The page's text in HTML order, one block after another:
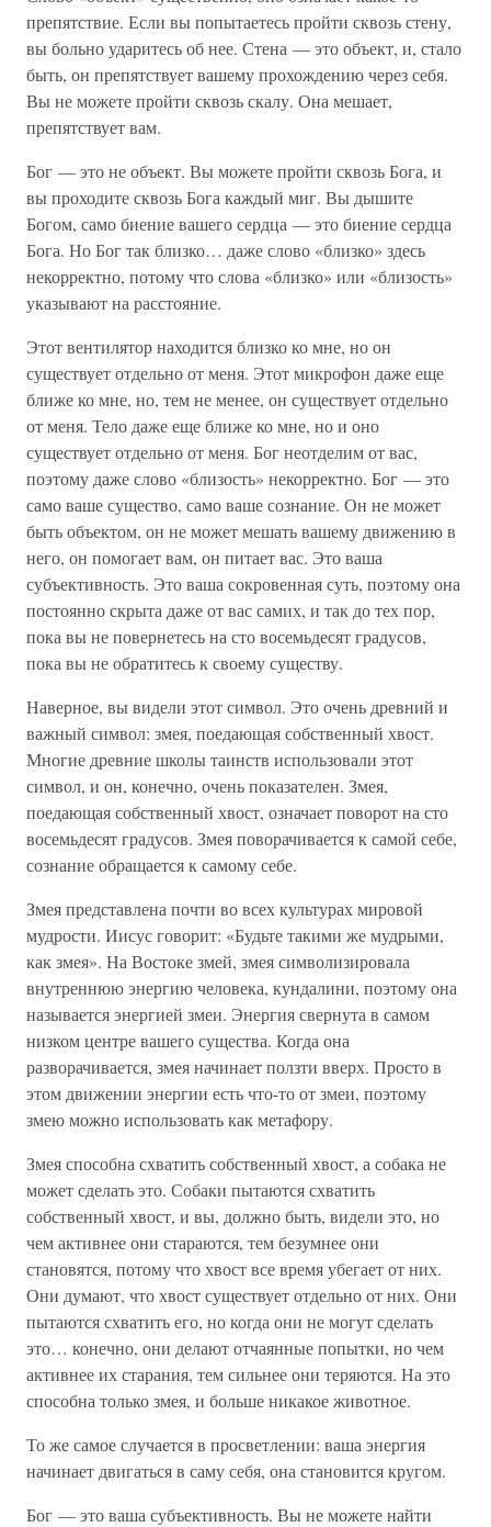
препятствие. Если вы попытаетесь пройти сквозь стену,
вы больно ударитесь об нее. Стена — это объект, и, стало
быть, он препятствует вашему прохождению через себя.
Вы не можете пройти сквозь скалу. Она мешает,
препятствует вам.
Бог — это не объект. Вы можете пройти сквозь Бога, и
вы проходите сквозь Бога каждый миг. Вы дышите
Богом, само биение вашего сердца — это биение сердца
Бога. Но Бог так близко… даже слово «близко» здесь
некорректно, потому что слова «близко» или «близость»
указывают на расстояние.
Этот вентилятор находится близко ко мне, но он
существует отдельно от меня. Этот микрофон даже еще
ближе ко мне, но, тем не менее, он существует отдельно
от меня. Тело даже еще ближе ко мне, но и оно
существует отдельно от меня. Бог неотделим от вас,
поэтому даже слово «близость» некорректно. Бог — это
само ваше существо, само ваше сознание. Он не может
быть объектом, он не может мешать вашему движению в
него, он помогает вам, он питает вас. Это ваша
субъективность. Это ваша сокровенная суть, поэтому она
постоянно скрыта даже от вас самих, и так до тех пор,
пока вы не повернетесь на сто восемьдесят градусов,
пока вы не обратитесь к своему существу.
Наверное, вы видели этот символ. Это очень древний и
важный символ: змея, поедающая собственный хвост.
Многие древние школы таинств использовали этот
символ, и он, конечно, очень показателен. Змея,
поедающая собственный хвост, означает поворот на сто
восемьдесят градусов. Змея поворачивается к самой себе,
сознание обращается к самому себе.
Змея представлена почти во всех культурах мировой
мудрости. Иисус говорит: «Будьте такими же мудрыми,
как змея». На Востоке змей, змея символизировала
внутреннюю энергию человека, кундалини, поэтому она
называется энергией змеи. Энергия свернута в самом
низком центре вашего существа. Когда она
разворачивается, змея начинает ползти вверх. Просто в
этом движении энергии есть что-то от змеи, поэтому
змею можно использовать как метафору.
Змея способна схватить собственный хвост, а собака не
может сделать это. Собаки пытаются схватить
собственный хвост, и вы, должно быть, видели это, но
чем активнее они стараются, тем безумнее они
становятся, потому что хвост все время убегает от них.
Они думают, что хвост существует отдельно от них. Они
пытаются схватить его, но когда они не могут сделать
это… конечно, они делают отчаянные попытки, но чем
активнее их старания, тем сильнее они теряются. На это
способна только змея, и больше никакое животное.
То же самое случается в просветлении: ваша энергия
начинает двигаться в саму себя, она становится кругом.
Бог — это ваша субъективность. Вы не можете найти